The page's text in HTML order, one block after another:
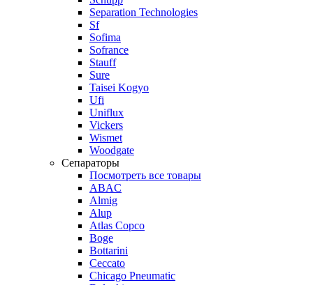
Separation Technologies
Sf
Sofima
Sofrance
Stauff
Sure
Taisei Kogyo
Ufi
Uniflux
Vickers
Wismet
Woodgate
Сепараторы
Посмотреть все товары
ABAC
Almig
Alup
Atlas Copco
Boge
Bottarini
Ceccato
Chicago Pneumatic